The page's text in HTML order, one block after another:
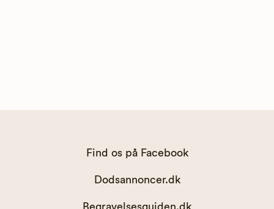
Find os på Facebook
Dodsannoncer.dk
Begravelsesguiden.dk